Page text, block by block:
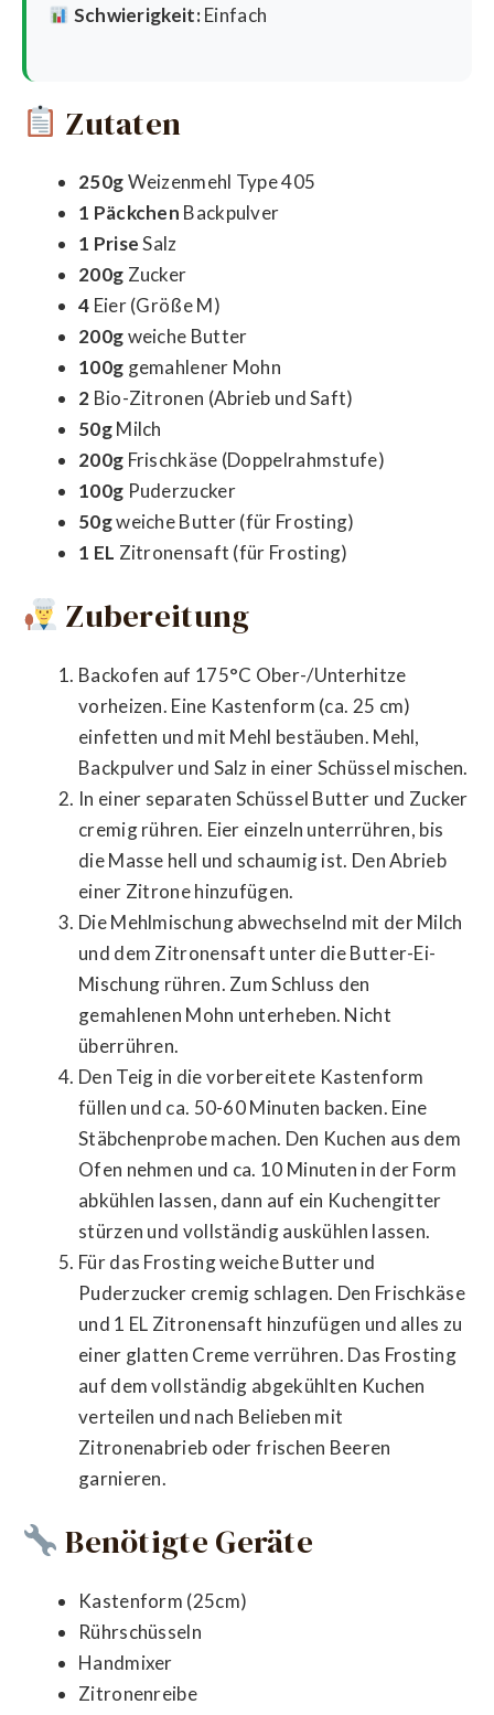
Schwierigkeit:Einfach
Zutaten
250gWeizenmehl Type 405
1 Päckchen Backpulver
1 PriseSalz
200g Zucker
4 Eier (Größe M)
200gweiche Butter
100g gemahlener Mohn
2 Bio-Zitronen (Abrieb und Saft)
50gMilch
200g Frischkäse (Doppelrahmstufe)
100g Puderzucker
50gweiche Butter (für Frosting)
1 EL Zitronensaft (für Frosting)
Zubereitung
Backofen auf 175°C Ober-/Unterhitze
vorheizen. Eine Kastenform (ca. 25 cm)
einfetten und mit Mehl bestäuben. Mehl,
Backpulver und Salz in einer Schüssel mischen.
In einer separaten Schüssel Butter und Zucker
cremig rühren. Eier einzeln unterrühren, bis
die Masse hell und schaumig ist. Den Abrieb
einer Zitrone hinzufügen.
Die Mehlmischung abwechselnd mit der Milch
und dem Zitronensaft unter die Butter-Ei-
Mischung rühren. Zum Schluss den
gemahlenen Mohn unterheben. Nicht
überrühren.
Den Teig in die vorbereitete Kastenform
füllen und ca. 50-60 Minuten backen. Eine
Stäbchenprobe machen. Den Kuchen aus dem
Ofen nehmen und ca. 10 Minuten in der Form
abkühlen lassen, dann auf ein Kuchengitter
stürzen und vollständig auskühlen lassen.
Für das Frosting weiche Butter und
Puderzucker cremig schlagen. Den Frischkäse
und 1 EL Zitronensaft hinzufügen und alles zu
einer glatten Creme verrühren. Das Frosting
auf dem vollständig abgekühlten Kuchen
verteilen und nach Belieben mit
Zitronenabrieb oder frischen Beeren
garnieren.
Benötigte Geräte
Kastenform (25cm)
Rührschüsseln
Handmixer
Zitronenreibe